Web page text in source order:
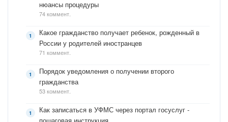
нюансы процедуры
74 коммент.
Какое гражданство получает ребенок, рожденный в
России у родителей иностранцев
71 коммент.
Порядок уведомления о получении второго
гражданства
53 коммент.
Как записаться в УФМС через портал госуслуг -